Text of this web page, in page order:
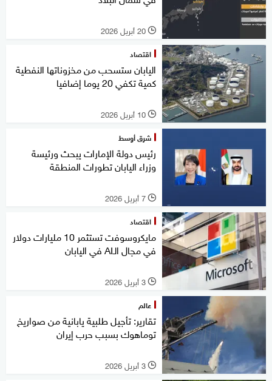
l 20 أبريل 2026
اقتصاد
اليابان ستسحب من مخزوناتها النفطية
كمية تكفي 20 يوما إضافيا
l 10 أبريل 2026
شرق أوسط
رئيس دولة الإمارات يبحث ورئيسة
وزراء اليابان تطورات المنطقة
l 7 أبريل 2026
اقتصاد
مايكروسوفت تستثمر 10 مليارات دولار
في مجال الـAI في اليابان
l 3 أبريل 2026
عالم
تقارير: تأجيل طلبية يابانية من صواريخ
توماهوك بسبب حرب إيران
l 3 أبريل 2026